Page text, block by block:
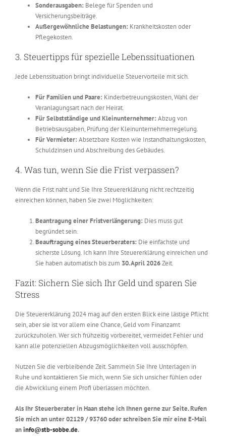
Sonderausgaben: Belege für Spenden und
Versicherungsbeiträge.
Außergewöhnliche Belastungen: Krankheitskosten oder
Pflegekosten.
3. Steuertipps für spezielle Lebenssituationen
Jede Lebenssituation bringt individuelle Steuervorteile mit sich.
Für Familien und Paare: Kinderbetreuungskosten, Wahl der
Veranlagungsart nach der Heirat.
Für Selbstständige und Kleinunternehmer: Abzug von
Betriebsausgaben, Prüfung der Kleinunternehmerregelung.
Für Vermieter: Absetzbare Kosten wie Instandhaltungskosten,
Schuldzinsen und Abschreibung des Gebäudes.
4. Was tun, wenn Sie die Frist verpassen?
Wenn die Frist naht und Sie Ihre Steuererklärung nicht rechtzeitig
einreichen können, haben Sie zwei Möglichkeiten:
Beantragung einer Fristverlängerung: Dies muss gut
begründet sein.
Beauftragung eines Steuerberaters: Die einfachste und
sicherste Lösung. Ich kann Ihre Steuererklärung einreichen und
Sie haben automatisch bis zum 30. April 2026Zeit.
Fazit: Sichern Sie sich Ihr Geld und sparen Sie
Stress
Die Steuererklärung 2024 mag auf den ersten Blick eine lästige Pflicht
sein, aber sie ist vor allem eine Chance, Geld vom Finanzamt
zurückzuholen. Wer sich frühzeitig vorbereitet, vermeidet Fehler und
kann alle potenziellen Abzugsmöglichkeiten voll ausschöpfen.
Nutzen Sie die verbleibende Zeit. Sammeln Sie Ihre Unterlagen in
Ruhe und kontaktieren Sie mich, wenn Sie sich unsicher fühlen oder
die Abwicklung einem Profi überlassen möchten.
Als Ihr Steuerberater in Haan stehe ich Ihnen gerne zur Seite. Rufen
Sie mich an unter 02129 / 93760 oder schreiben Sie mir eine E-Mail
aninfo@stb-sobbe.de.